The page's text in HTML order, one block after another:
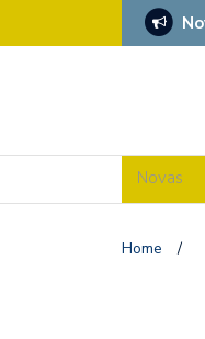
Novas
Home /